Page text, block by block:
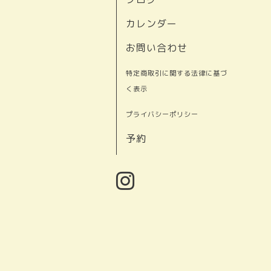
カレンダー
お問い合わせ
特定商取引に関する法律に基づ
く表示
プライバシーポリシー
予約